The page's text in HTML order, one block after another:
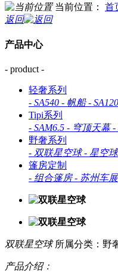
当前位置： 首
返回
产品中心
- product -
轻奢系列
- SA540 - 帆船 - SA120
Tipi系列
- SAM6.5 - 穹顶天幕 -
野奢系列
- 双联星空球 - 星空球
篷房定制
- 组合篷房 - 苏州车展
双联星空球 所属分类：野
产品介绍：